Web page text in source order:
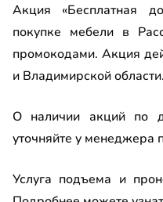
тумба
шкаф-купе
шкаф угловой
на МДФ
с пескоструйным рисунком
планки МДФ
пленкой ПВХ
Акция «Бесплатная
покупке мебели в
промокодами. Акция
и Владимирской области.
О наличии акций по
уточняйте у менеджера
Услуга подъема и